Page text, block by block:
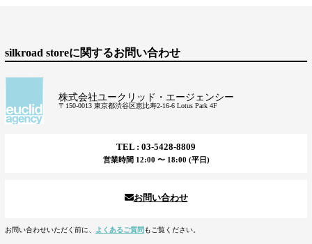
silkroad storeに関するお問い合わせ
株式会社ユークリッド・エージェンシー
〒150-0013 東京都渋谷区恵比寿2-16-6 Lotus Park 4F
TEL : 03-5428-8809
営業時間 12:00 〜 18:00 (平日)
お問い合わせ
お問い合わせいただく前に、 よくあるご質問 もご覧ください。